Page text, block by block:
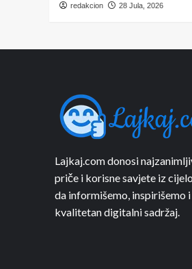
redakcion 28 Jula, 2026
Lajkaj.com donosi
priče i korisne savjete iz
da informišemo, inspirišemo
kvalitetan digitalni sadržaj.